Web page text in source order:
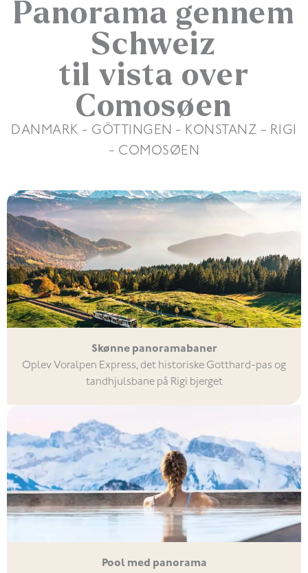
Panorama gennem
Schweiz
til vista over
Comosøen
DANMARK - GÖTTINGEN - KONSTANZ - RIGI
- COMOSØEN
Skønne panoramabaner
Oplev Voralpen Express, det historiske Gotthard-pas og
tandhjulsbane på Rigi bjerget
Pool med panorama